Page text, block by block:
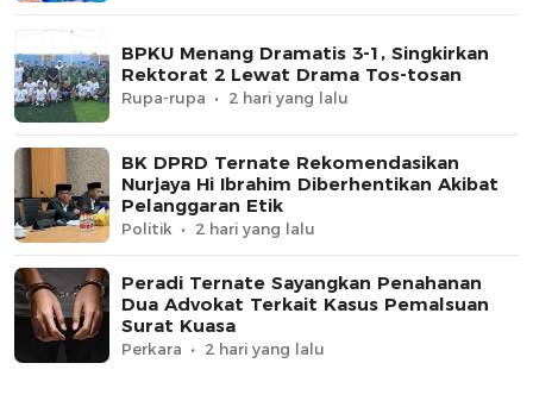
BPKU Menang Dramatis 3-1, Singkirkan
Rektorat 2 Lewat Drama Tos-tosan
Rupa-rupa 2 hari yang lalu
BK DPRD Ternate Rekomendasikan
Nurjaya Hi Ibrahim Diberhentikan Akibat
Pelanggaran Etik
Politik 2 hari yang lalu
Peradi Ternate Sayangkan Penahanan
Dua Advokat Terkait Kasus Pemalsuan
Surat Kuasa
Perkara 2 hari yang lalu